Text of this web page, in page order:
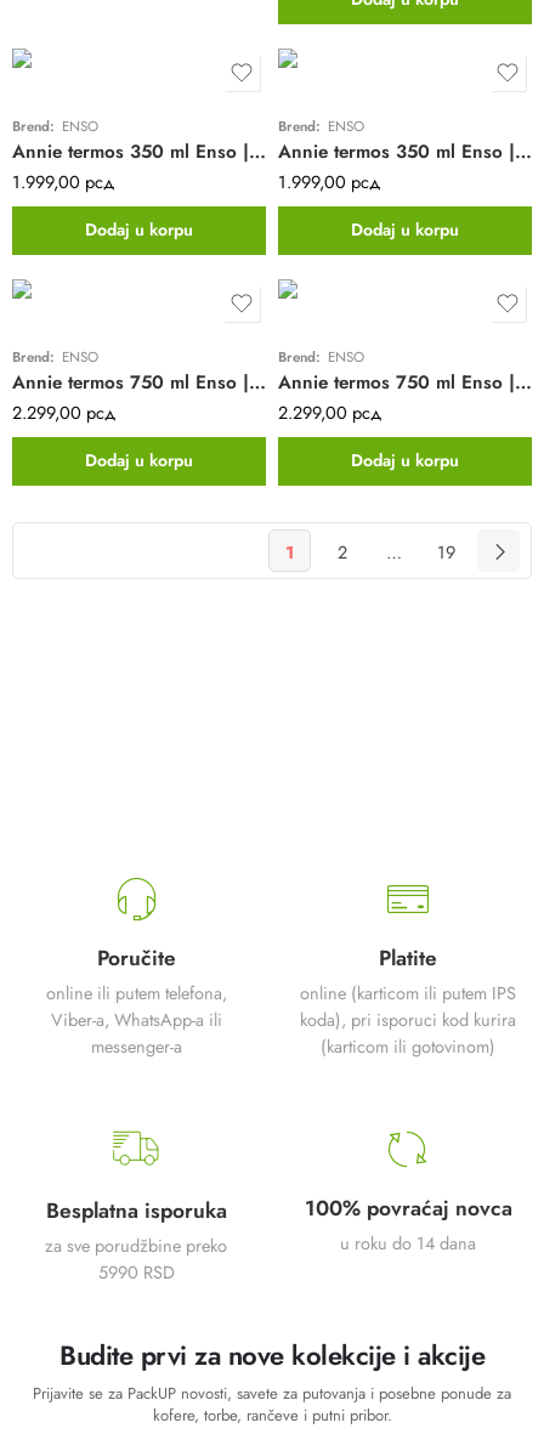
Brend: ENSO
Annie termos 350 ml Enso | ljubičasta
1.999,00 рсд
Dodaj u korpu
Brend: ENSO
Annie termos 350 ml Enso | mint
1.999,00 рсд
Dodaj u korpu
Brend: ENSO
Annie termos 750 ml Enso | crna
2.299,00 рсд
Dodaj u korpu
Brend: ENSO
Annie termos 750 ml Enso | tirkizna
2.299,00 рсд
Dodaj u korpu
1 2 … 19
Poručite
online ili putem telefona,
Viber-a, WhatsApp-a ili
messenger-a
Platite
online (karticom ili putem IPS
koda), pri isporuci kod kurira
(karticom ili gotovinom)
Besplatna isporuka
za sve porudžbine preko
5990 RSD
100% povraćaj novca
u roku do 14 dana
Budite prvi za nove kolekcije i akcije
Prijavite se za PackUP novosti, savete za putovanja i posebne ponude za
kofere, torbe, rančeve i putni pribor.